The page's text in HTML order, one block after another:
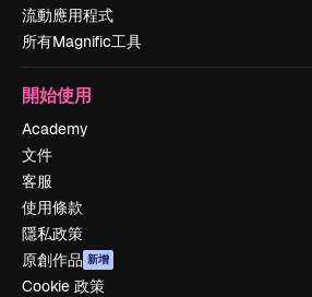
流動應用程式
所有Magnific工具
開始使用
Academy
文件
客服
使用條款
隱私政策
原創作品 新增
Cookie 政策